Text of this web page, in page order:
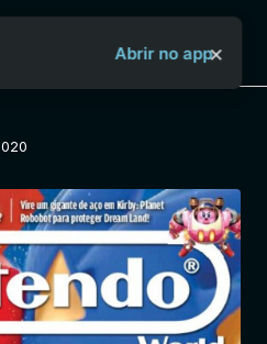
Sobre o Aya Bancah
Início
Revistas
Abrir no app×